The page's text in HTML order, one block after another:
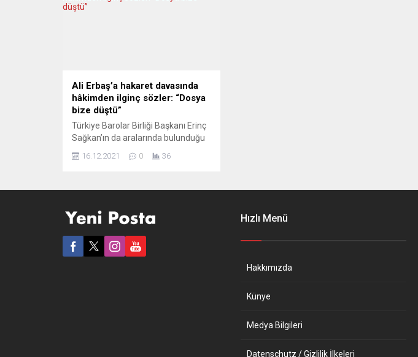
Ali Erbaş’a hakaret davasında
hâkimden ilginç sözler: “Dosya
bize düştü”
Türkiye Barolar Birliği Başkanı Erinç
Sağkan’ın da aralarında bulunduğu
11 kişinin, Diyanet İşleri Başkanı Ali
Erbaş’a hakaret suçlamasıyla
(TBB) yeni başkanı Erinç Sağkan’ın
da aralarında olduğu eski Ankara
Barosu Yönetim Kurulu üyelerinin,
Diyanet İşleri Başkanı Ali Erbaş’ın...
16.12.2021 0 36
Hızlı Menü
Hakkımızda
Künye
Medya Bilgileri
Datenschutz / Gizlilik İlkeleri